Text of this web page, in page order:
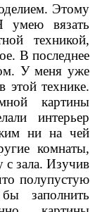
Этому
умею вязать
техникой,
В последнее
У меня уже
этой технике.
картины
интерьер
ни на чей
комнаты,
зала. Изучив
полупустую
заполнить